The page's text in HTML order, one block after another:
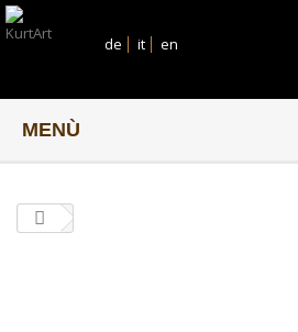
de it en
MENÙ